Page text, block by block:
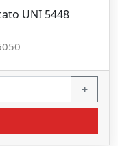
UNI 5448
+